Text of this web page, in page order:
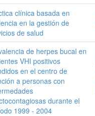
clínica basada en
en la gestión de
de salud
de herpes bucal en
VHI positivos
en el centro de
a personas con
durante el
1999 - 2004